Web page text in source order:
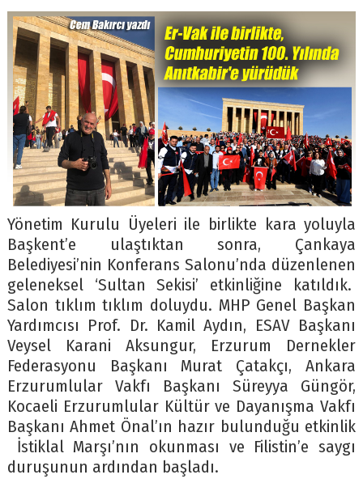
Yönetim Kurulu Üyeleri ile birlikte kara yoluyla
Başkent’e ulaştıktan sonra, Çankaya
Belediyesi’nin Konferans Salonu’nda düzenlenen
geleneksel ‘Sultan Sekisi’ etkinliğine katıldık.
Salon tıklım tıklım doluydu. MHP Genel Başkan
Yardımcısı Prof. Dr. Kamil Aydın, ESAV Başkanı
Veysel Karani Aksungur, Erzurum Dernekler
Federasyonu Başkanı Murat Çatakçı, Ankara
Erzurumlular Vakfı Başkanı Süreyya Güngör,
Kocaeli Erzurumlular Kültür ve Dayanışma Vakfı
Başkanı Ahmet Önal’ın hazır bulunduğu etkinlik
İstiklal Marşı’nın okunması ve Filistin’e saygı
duruşunun ardından başladı.